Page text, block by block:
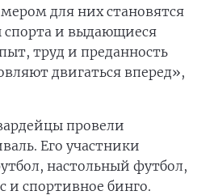
для них становятся
спорта и выдающиеся
труд и преданность
двигаться вперед»,
провели
Его участники
настольный футбол,
и спортивное бинго.